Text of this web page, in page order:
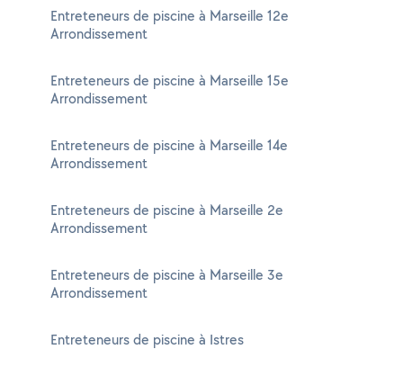
Entreteneurs de piscine à Marseille 12e
Arrondissement
Entreteneurs de piscine à Marseille 15e
Arrondissement
Entreteneurs de piscine à Marseille 14e
Arrondissement
Entreteneurs de piscine à Marseille 2e
Arrondissement
Entreteneurs de piscine à Marseille 3e
Arrondissement
Entreteneurs de piscine à Istres